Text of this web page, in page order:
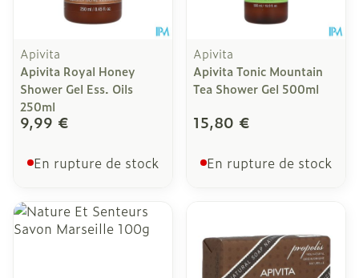
Apivita
Apivita Royal Honey
Shower Gel Ess. Oils
250ml
9,99 €
En rupture de stock
Apivita
Apivita Tonic Mountain
Tea Shower Gel 500ml
15,80 €
En rupture de stock